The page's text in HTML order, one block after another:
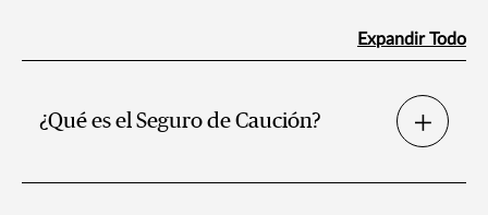
Expandir Todo
¿Qué es el Seguro de Caución?